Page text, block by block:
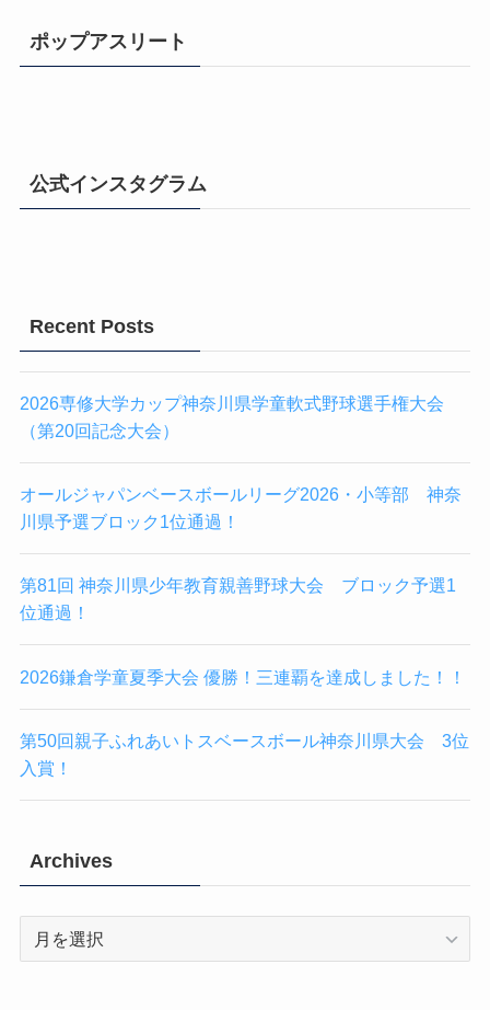
ポップアスリート
公式インスタグラム
Recent Posts
2026専修大学カップ神奈川県学童軟式野球選手権大会
（第20回記念大会）
オールジャパンベースボールリーグ2026・小等部 神奈
川県予選ブロック1位通過！
第81回 神奈川県少年教育親善野球大会 ブロック予選1
位通過！
2026鎌倉学童夏季大会 優勝！三連覇を達成しました！！
第50回親子ふれあいトスベースボール神奈川県大会 3位
入賞！
Archives
Archives